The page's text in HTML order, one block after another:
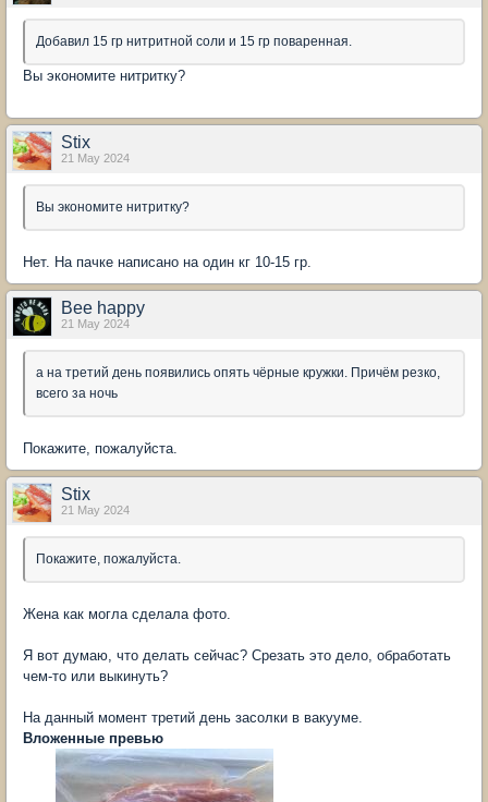
Добавил 15 гр нитритной соли и 15 гр поваренная.
Вы экономите нитритку?
Stix
21 May 2024
Вы экономите нитритку?
Нет. На пачке написано на один кг 10-15 гр.
Bee happy
21 May 2024
а на третий день появились опять чёрные кружки. Причём резко,
всего за ночь
Покажите, пожалуйста.
Stix
21 May 2024
Покажите, пожалуйста.
Жена как могла сделала фото.
Я вот думаю, что делать сейчас? Срезать это дело, обработать
чем-то или выкинуть?
На данный момент третий день засолки в вакууме.
Вложенные превью